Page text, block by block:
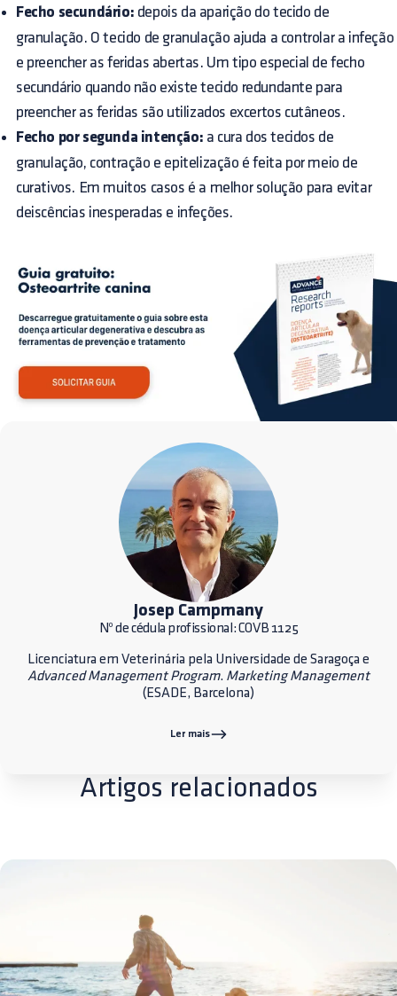
Fecho secundário: depois da aparição do tecido de
granulação. O tecido de granulação ajuda a controlar a infeção
e preencher as feridas abertas. Um tipo especial de fecho
secundário quando não existe tecido redundante para
preencher as feridas são utilizados excertos cutâneos.
Fecho por segunda intenção: a cura dos tecidos de
granulação, contração e epitelização é feita por meio de
curativos. Em muitos casos é a melhor solução para evitar
deiscências inesperadas e infeções.
Josep Campmany
Nº de cédula profissional: COVB 1125
Licenciatura em Veterinária pela Universidade de Saragoça e
Advanced Management Program. Marketing Management
(ESADE, Barcelona)
Ler mais
Artigos relacionados